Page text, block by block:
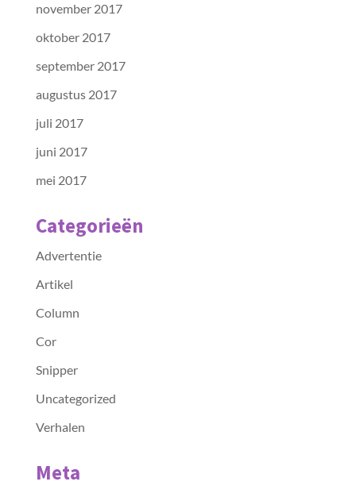
november 2017
oktober 2017
september 2017
augustus 2017
juli 2017
juni 2017
mei 2017
Categorieën
Advertentie
Artikel
Column
Cor
Snipper
Uncategorized
Verhalen
Meta